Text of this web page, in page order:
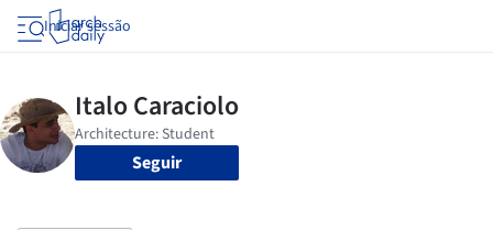
Iniciar sessão
Seguir